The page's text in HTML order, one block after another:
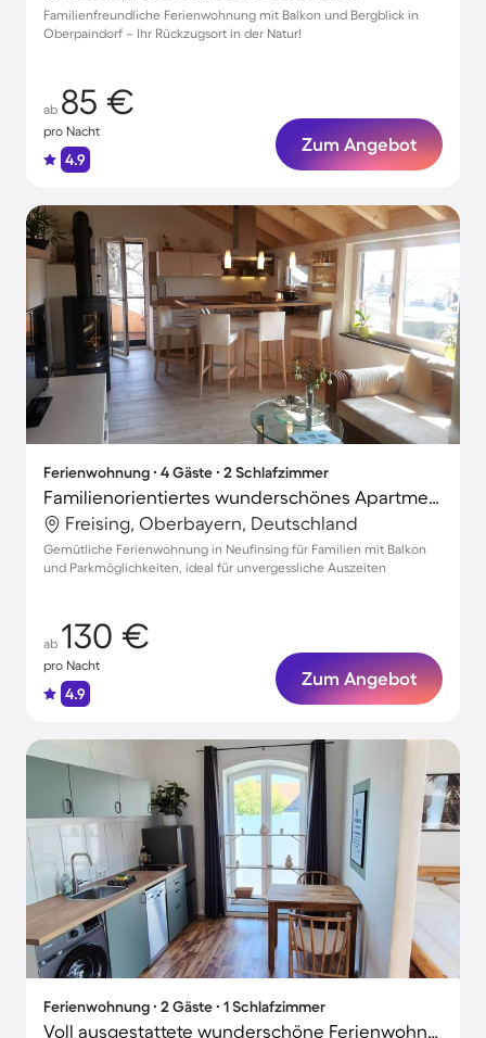
Familienfreundliche Ferienwohnung mit Balkon und Bergblick in
Oberpaindorf – Ihr Rückzugsort in der Natur!
ab 85 €
pro Nacht
4.9
Zum Angebot
Ferienwohnung ∙ 4 Gäste ∙ 2 Schlafzimmer
Familienorientiertes wunderschönes Apartment mit Terrasse | Naturblick
Freising, Oberbayern, Deutschland
Gemütliche Ferienwohnung in Neufinsing für Familien mit Balkon
und Parkmöglichkeiten, ideal für unvergessliche Auszeiten
ab 130 €
pro Nacht
4.9
Zum Angebot
Ferienwohnung ∙ 2 Gäste ∙ 1 Schlafzimmer
Voll ausgestattete wunderschöne Ferienwohnung